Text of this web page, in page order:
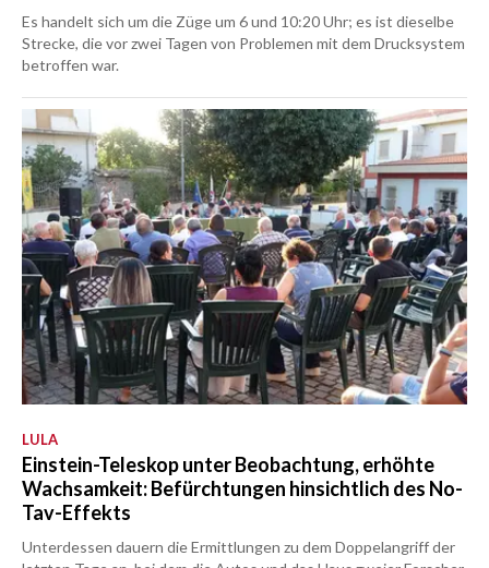
Es handelt sich um die Züge um 6 und 10:20 Uhr; es ist dieselbe
Strecke, die vor zwei Tagen von Problemen mit dem Drucksystem
betroffen war.
LULA
Einstein-Teleskop unter Beobachtung, erhöhte
Wachsamkeit: Befürchtungen hinsichtlich des No-
Tav-Effekts
Unterdessen dauern die Ermittlungen zu dem Doppelangriff der